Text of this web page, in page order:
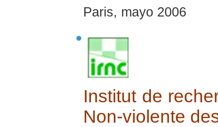
Paris, mayo 2006
Institut de
Non-violente